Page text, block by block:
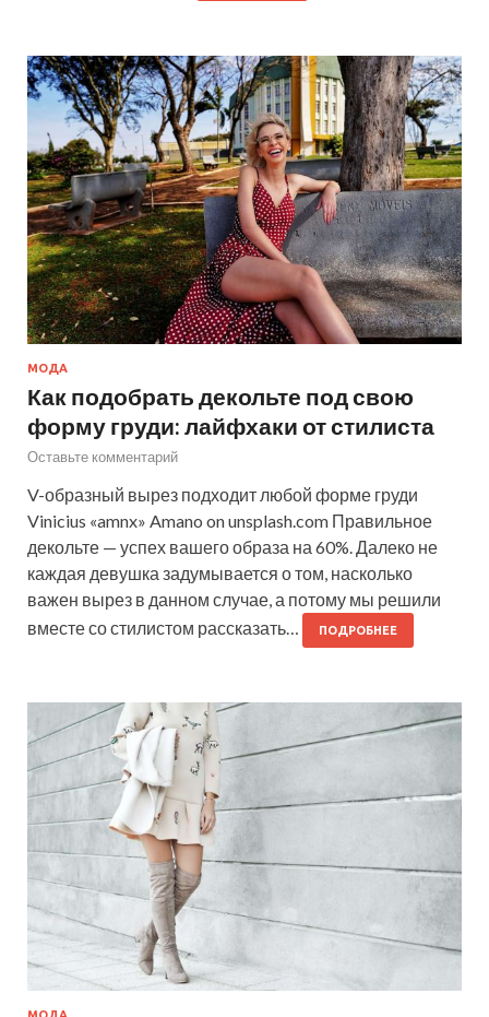
МОДА
Как подобрать декольте под свою
форму груди: лайфхаки от стилиста
Оставьте комментарий
V-образный вырез подходит любой форме груди
Vinicius «amnx» Amano on unsplash.com Правильное
декольте — успех вашего образа на 60%. Далеко не
каждая девушка задумывается о том, насколько
важен вырез в данном случае, а потому мы решили
вместе со стилистом рассказать…
ПОДРОБНЕЕ